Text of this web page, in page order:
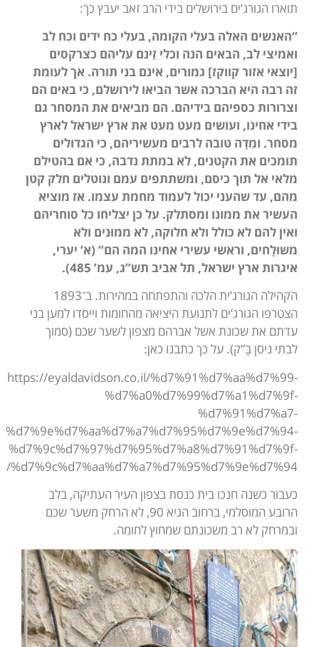
תוארו הגורג’ים בירושלים בידי הרב זאב יעבץ כך:
“האנשים האלה בעלי הקומה, בעלי כח ידים וכח לב
ואמיצי לב, הבאים הנה וכלי זֵינם עליהם כצרקסים
[יוצאי אזור קווקז] גמורים, אינם בני תורה. אך לעומת
זה רבה היא הברכה אשר הביאו לירושלם, כי באים הם
וצרורות כספיהם בידיהם. הם מביאים את המסחר גם
בידי אחינו, ועושים מעט מעט את ארץ ישראל לארץ
מסחר. ומִדָה טובה לרבים מעשיריהם, כי הגדולים
תומכים את הקטנים, לא במתת נדבה, כי אם בהטילם
מלאי אל תוך כיסם, ומשתתפים עמם ונוטלים חלק קטן
מהם, עד שהעני יכול לעמוד מחמת עצמו. אז מוציא
העשיר את ממונו ומסתלק. על כן יצליחו כל סוחריהם
ואין להם לא כולל ולא חלוקה, לא ממוּנים ולא
משוּלָחים, וראשי עשירי אחינו המה הם” (א’ יערי,
איגרות ארץ ישראל, תל אביב תש”ג, עמ’ 485).
הקהילה הגורג’ית הלכה והתפתחה במהירות. ב־1893
הצטרפו הגורג’ים לתנועת היציאה מהחומות וייסדו למען בני
עדתם את שכונת אשל אברהם מצפון לשער שכם (סמוך
לבתי ניסן בָּ”ק). על כך כתבנו כאן:
https://eyaldavidson.co.il/%d7%91%d7%aa%d7%99-
%d7%a0%d7%99%d7%a1%d7%9f-
%d7%91%d7%a7-
%d7%9e%d7%aa%d7%a7%d7%95%d7%9e%d7%94-
%d7%9c%d7%97%d7%95%d7%a8%d7%91%d7%9f-
%d7%9c%d7%aa%d7%a7%d7%95%d7%9e%d7%94/
כעבור כשנה חנכו בית כנסת בצפון העיר העתיקה, בלב
הרובע המוסלמי, ברחוב הגיא 90, לא הרחק משער שכם
ובמרחק לא רב משכונתם שמחוץ לחומה.